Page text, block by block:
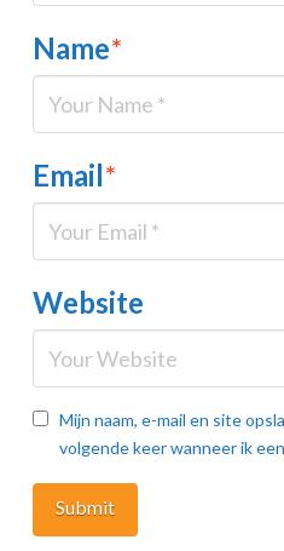
Name*
Email*
Website
Mijn naam, e-mail en site
volgende keer wanneer ik